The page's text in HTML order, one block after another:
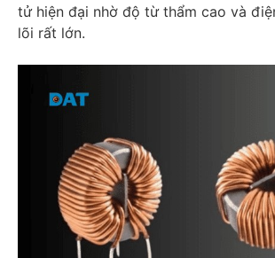
tử hiện đại nhờ độ từ thẩm cao và
lõi rất lớn.